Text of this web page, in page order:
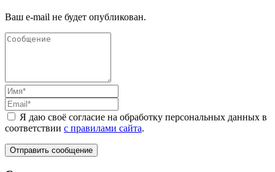
Ваш e-mail не будет опубликован.
Я даю своё согласие на обработку персональных данных в
соответствии с правилами сайта.